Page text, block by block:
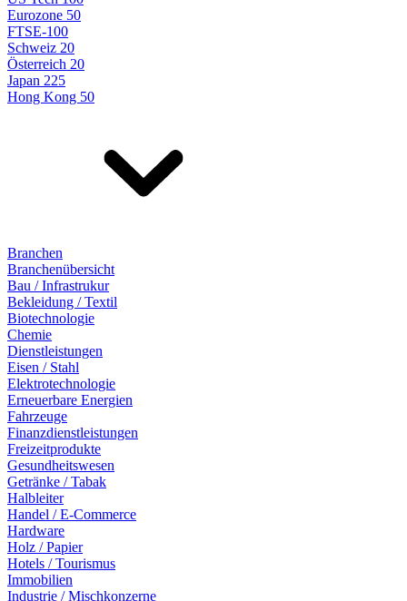
Eurozone 50
FTSE-100
Schweiz 20
Österreich 20
Japan 225
Hong Kong 50
Branchen
Branchenübersicht
Bau / Infrastrukur
Bekleidung / Textil
Biotechnologie
Chemie
Dienstleistungen
Eisen / Stahl
Elektrotechnologie
Erneuerbare Energien
Fahrzeuge
Finanzdienstleistungen
Freizeitprodukte
Gesundheitswesen
Getränke / Tabak
Halbleiter
Handel / E-Commerce
Hardware
Holz / Papier
Hotels / Tourismus
Immobilien
Industrie / Mischkonzerne